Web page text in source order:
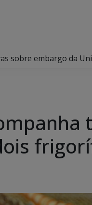
sobre embargo da